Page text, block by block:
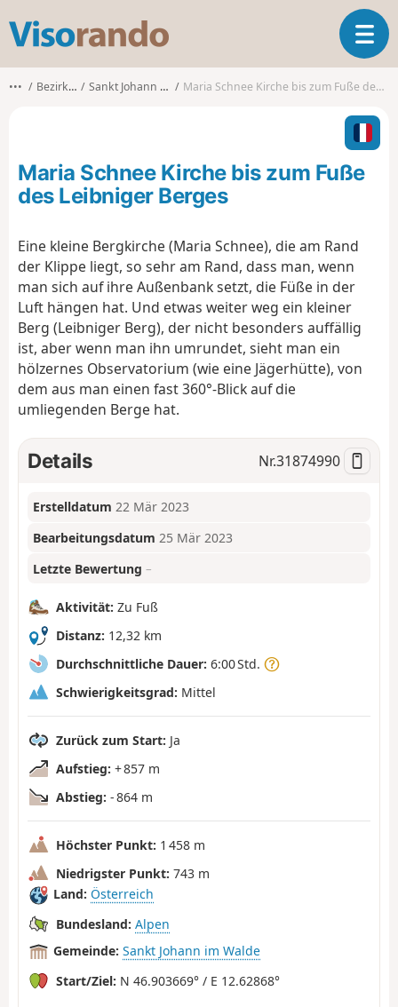
s
o
T
o
g
l
n
a
••• Bezirk Lienz Sankt Johann im Walde Maria Schnee Kirche bis zum Fuße des Leibniger Berges
Maria Schnee Kirche bis zum Fuße
des Leibniger Berges
Eine kleine Bergkirche (Maria Schnee), die am Rand
der Klippe liegt, so sehr am Rand, dass man, wenn
man sich auf ihre Außenbank setzt, die Füße in der
Luft hängen hat. Und etwas weiter weg ein kleiner
Berg (Leibniger Berg), der nicht besonders auffällig
ist, aber wenn man ihn umrundet, sieht man ein
hölzernes Observatorium (wie eine Jägerhütte), von
dem aus man einen fast 360°-Blick auf die
umliegenden Berge hat.
Details Nr.31874990
Erstelldatum 22 Mär 2023
Bearbeitungsdatum 25 Mär 2023
Letzte Bewertung –
Aktivität: Zu Fuß
Distanz: 12,32 km
Durchschnittliche Dauer: 6:00 Std.
Schwierigkeitsgrad: Mittel
Zurück zum Start: Ja
Aufstieg: + 857 m
Abstieg: - 864 m
Höchster Punkt: 1 458 m
Niedrigster Punkt: 743 m
Land: Österreich
Bundesland: Alpen
Gemeinde: Sankt Johann im Walde
Start/Ziel: N 46.903669° / E 12.62868°